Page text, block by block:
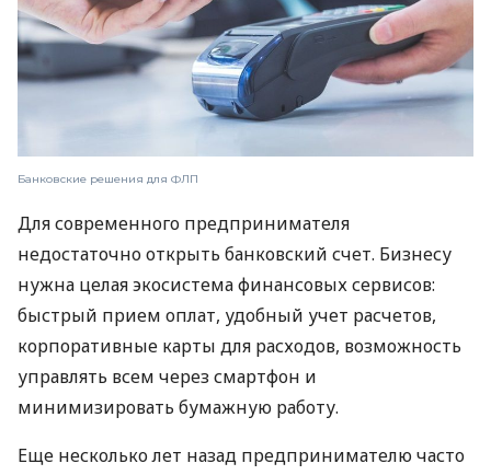
Банковские решения для ФЛП
Для современного предпринимателя
недостаточно открыть банковский счет. Бизнесу
нужна целая экосистема финансовых сервисов:
быстрый прием оплат, удобный учет расчетов,
корпоративные карты для расходов, возможность
управлять всем через смартфон и
минимизировать бумажную работу.
Еще несколько лет назад предпринимателю часто